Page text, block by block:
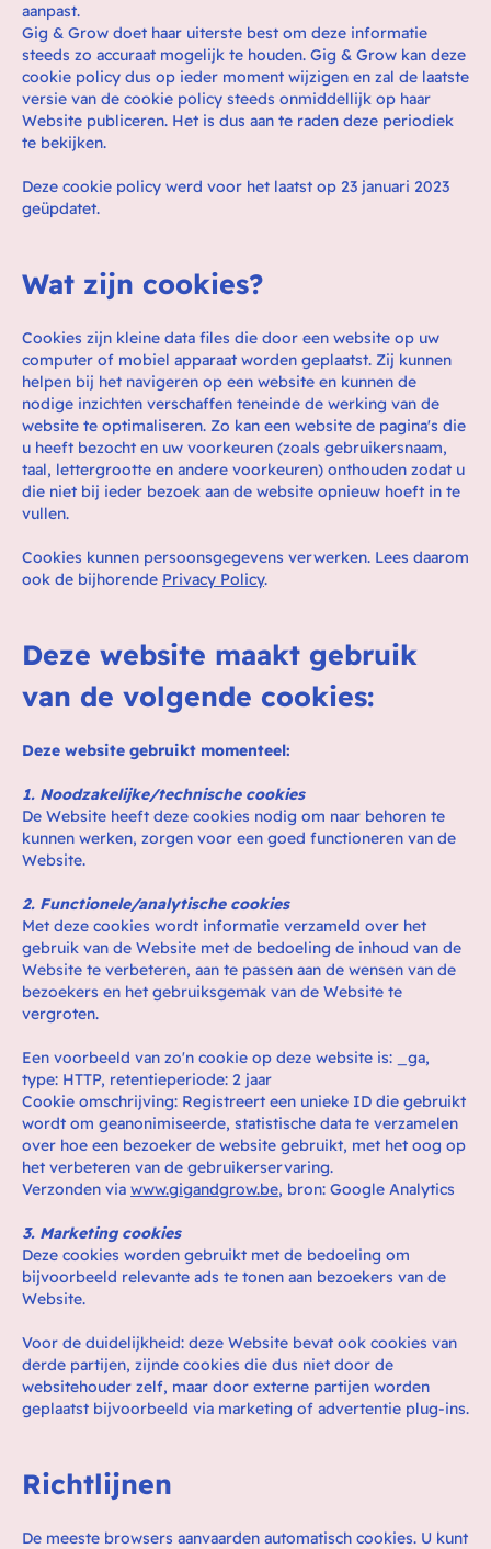
aanpast.
Gig & Grow doet haar uiterste best om deze informatie
steeds zo accuraat mogelijk te houden. Gig & Grow kan deze
cookie policy dus op ieder moment wijzigen en zal de laatste
versie van de cookie policy steeds onmiddellijk op haar
Website publiceren. Het is dus aan te raden deze periodiek
te bekijken.
Deze cookie policy werd voor het laatst op 23 januari 2023
geüpdatet.
Wat zijn cookies?
Cookies zijn kleine data files die door een website op uw
computer of mobiel apparaat worden geplaatst. Zij kunnen
helpen bij het navigeren op een website en kunnen de
nodige inzichten verschaffen teneinde de werking van de
website te optimaliseren. Zo kan een website de pagina's die
u heeft bezocht en uw voorkeuren (zoals gebruikersnaam,
taal, lettergrootte en andere voorkeuren) onthouden zodat u
die niet bij ieder bezoek aan de website opnieuw hoeft in te
vullen.
Cookies kunnen persoonsgegevens verwerken. Lees daarom
ook de bijhorende Privacy Policy.
Deze website maakt gebruik
van de volgende cookies:
Deze website gebruikt momenteel:
1. Noodzakelijke/technische cookies
De Website heeft deze cookies nodig om naar behoren te
kunnen werken, zorgen voor een goed functioneren van de
Website.
2. Functionele/analytische cookies
Met deze cookies wordt informatie verzameld over het
gebruik van de Website met de bedoeling de inhoud van de
Website te verbeteren, aan te passen aan de wensen van de
bezoekers en het gebruiksgemak van de Website te
vergroten.
Een voorbeeld van zo'n cookie op deze website is: _ga,
type: HTTP, retentieperiode: 2 jaar
Cookie omschrijving: Registreert een unieke ID die gebruikt
wordt om geanonimiseerde, statistische data te verzamelen
over hoe een bezoeker de website gebruikt, met het oog op
het verbeteren van de gebruikerservaring.
Verzonden via www.gigandgrow.be, bron: Google Analytics
3. Marketing cookies
Deze cookies worden gebruikt met de bedoeling om
bijvoorbeeld relevante ads te tonen aan bezoekers van de
Website.
Voor de duidelijkheid: deze Website bevat ook cookies van
derde partijen, zijnde cookies die dus niet door de
websitehouder zelf, maar door externe partijen worden
geplaatst bijvoorbeeld via marketing of advertentie plug-ins.
Richtlijnen
De meeste browsers aanvaarden automatisch cookies. U kunt